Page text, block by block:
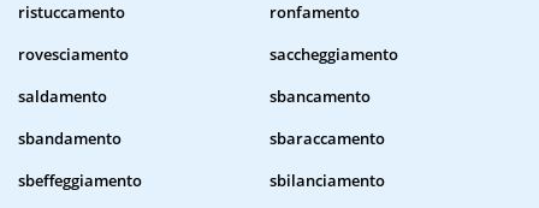
ristuccamento
ronfamento
rovesciamento
saccheggiamento
saldamento
sbancamento
sbandamento
sbaraccamento
sbeffeggiamento
sbilanciamento